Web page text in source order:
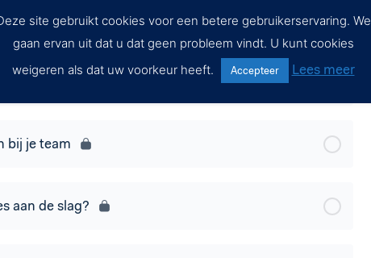
c d
bij je team
aan de slag?
site gebruikt cookies voor een betere gebruikerservaring. We
gaan ervan uit dat u dat geen probleem vindt. U kunt cookies
weigeren als dat uw voorkeur heeft.
Accepteer Lees meer